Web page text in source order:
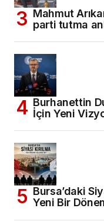
Mahmut
parti tutma
Burhanettin
İçin Yeni
Bursa’daki
Yeni Bir